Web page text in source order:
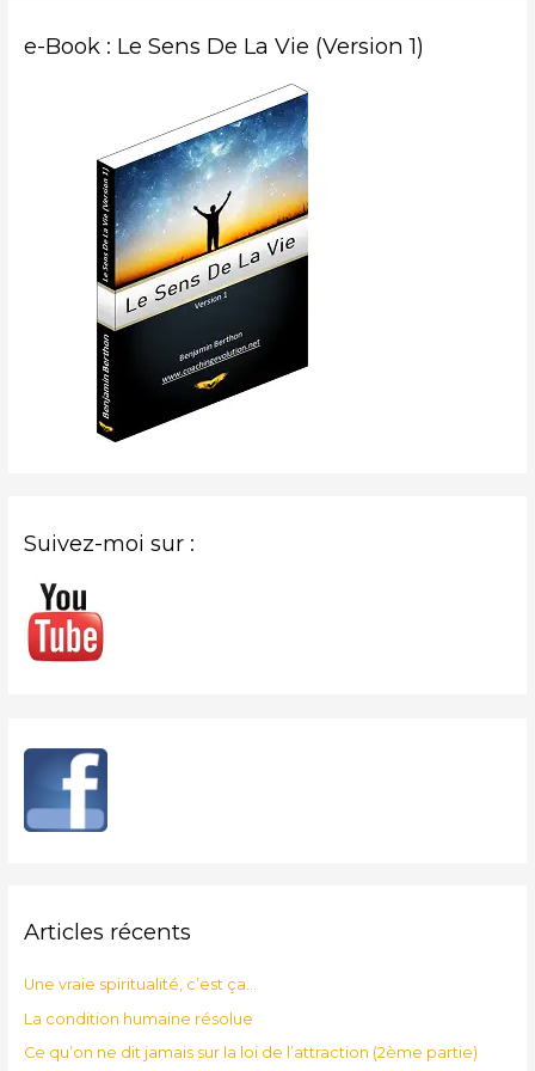
e-Book : Le Sens De La Vie (Version 1)
Suivez-moi sur :
Articles récents
Une vraie spiritualité, c’est ça…
La condition humaine résolue
Ce qu’on ne dit jamais sur la loi de l’attraction (2ème partie)